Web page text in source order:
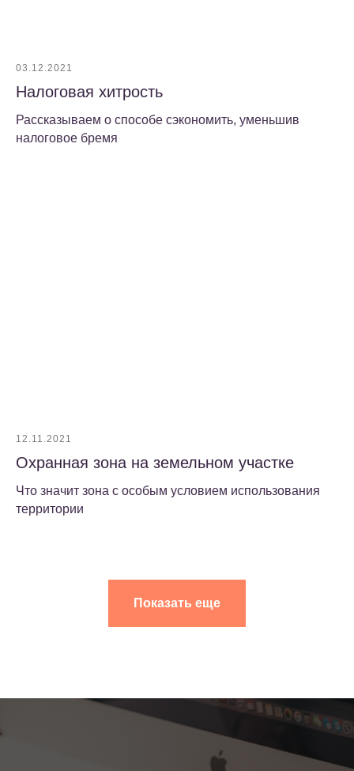
03.12.2021
Налоговая хитрость
Рассказываем о способе сэкономить, уменьшив
налоговое бремя
12.11.2021
Охранная зона на земельном участке
Что значит зона с особым условием использования
территории
Показать еще